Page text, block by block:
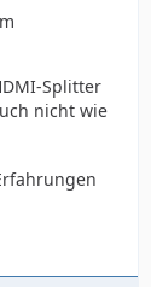
Splitter
nicht wie